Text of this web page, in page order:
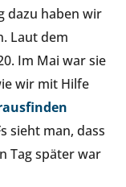
dazu haben wir
Laut dem
Im Mai war sie
wir mit Hilfe
sieht man, dass
Tag später war